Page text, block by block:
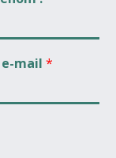
mail *